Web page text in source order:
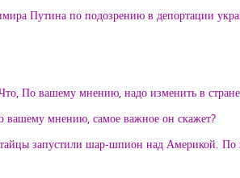
Путина по подозрению в депортации
По вашему мнению, надо изменить в
мнению, самое важное он скажет?
запустили шар-шпион над Америкой.